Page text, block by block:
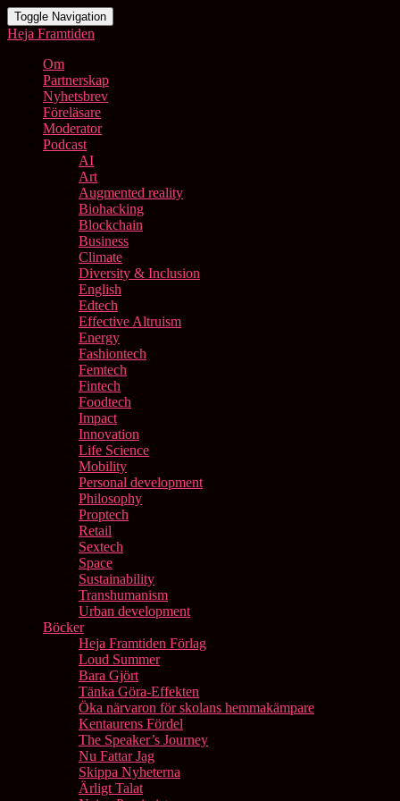
Toggle Navigation
Heja Framtiden
Om
Partnerskap
Nyhetsbrev
Föreläsare
Moderator
Podcast
AI
Art
Augmented reality
Biohacking
Blockchain
Business
Climate
Diversity & Inclusion
English
Edtech
Effective Altruism
Energy
Fashiontech
Femtech
Fintech
Foodtech
Impact
Innovation
Life Science
Mobility
Personal development
Philosophy
Proptech
Retail
Sextech
Space
Sustainability
Transhumanism
Urban development
Böcker
Heja Framtiden Förlag
Loud Summer
Bara Gjört
Tänka Göra-Effekten
Öka närvaron för skolans hemmakämpare
Kentaurens Fördel
The Speaker’s Journey
Nu Fattar Jag
Skippa Nyheterna
Ärligt Talat